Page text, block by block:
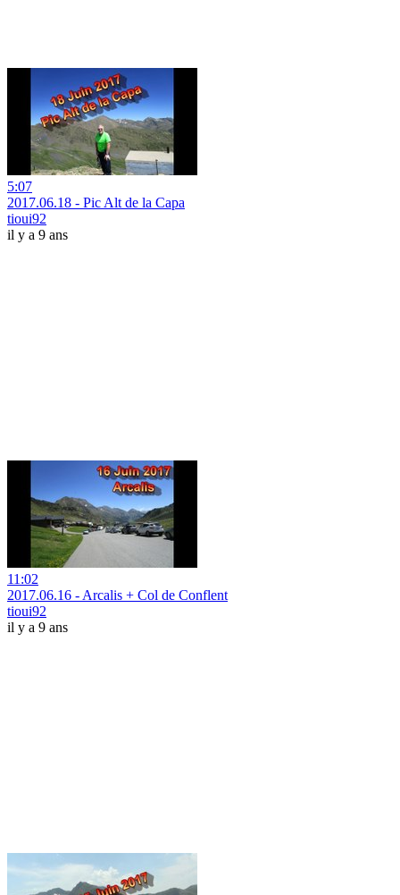
5:07
2017.06.18 - Pic Alt de la Capa
tioui92
il y a 9 ans
11:02
2017.06.16 - Arcalis + Col de Conflent
tioui92
il y a 9 ans